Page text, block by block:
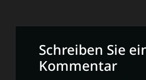
Schreiben Sie
Kommentar